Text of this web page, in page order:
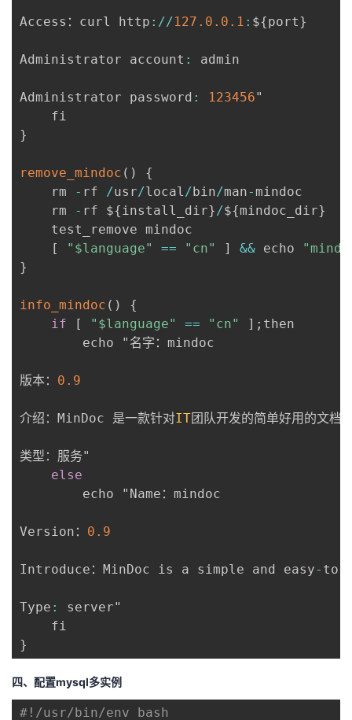
Access：curl http : //127.0 .0 .1 : ${port}
Administrator account : admin
Administrator password : 123456"
}
remove_mindoc ( )
{
	rm
- rf /usr/local/bin/man- mindoc
	rm
- rf ${install_dir}/${mindoc_dir}
[
"$language" == "cn" ] && echo
}
info_mindoc ( )
{
if
[ "$language" == "cn" ] ; then
版本： 0.9
介绍：MinDoc 是一款针对IT团队开发的简单好用的文档
类型：服务"
else
Version： 0.9
Introduce：MinDoc is a simple and easy- to
Type :
server"
}
四、配置mysql多实例
#!/usr/bin/env bash